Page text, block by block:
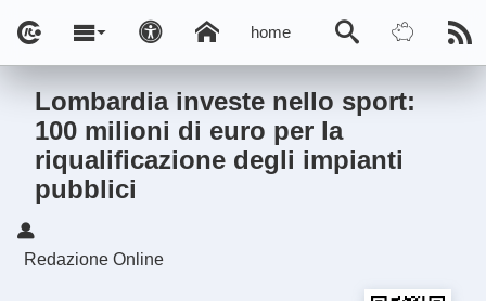
home
Lombardia investe nello sport:
100 milioni di euro per la
riqualificazione degli impianti
pubblici
Redazione Online